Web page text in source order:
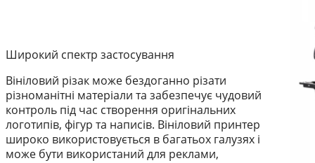
Широкий спектр застосування
Вініловий різак може бездоганно різати
різноманітні матеріали та забезпечує чудовий
контроль під час створення оригінальних
логотипів, фігур та написів. Вініловий принтер
широко використовується в багатьох галузях і
може бути використаний для реклами,